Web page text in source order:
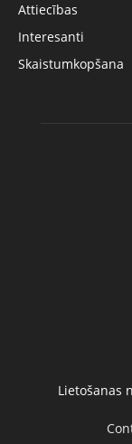
Attiecības
Interesanti
Skaistumkopšana
Lietošanas